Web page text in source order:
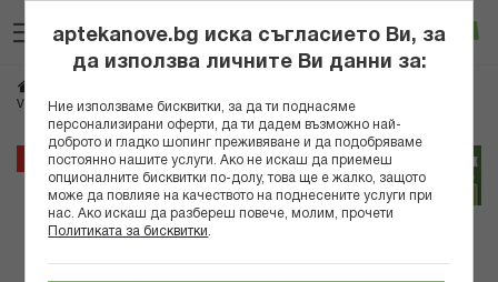
към
съдържанието
Вход
VICHY SOLEIL АВТОБРОНЗАНТ ЗА ЛИЦЕ И ТЯЛО 100МЛ 310714 B
25%
Преминете
края
aptekanove.bg иска съгласието Ви, за
да използва личните Ви данни за:
Ние използваме бисквитки, за да ти поднасяме
персонализирани оферти, да ти дадем възможно най-
доброто и гладко шопинг преживяване и да подобряваме
постоянно нашите услуги. Ако не искаш да приемеш
опционалните бисквитки по-долу, това ще е жалко, защото
може да повлияе на качеството на поднесените услуги при
нас. Ако искаш да разбереш повече, молим, прочети
Политиката за бисквитки